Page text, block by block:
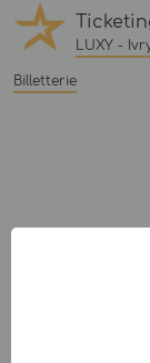
LUXY -
Billetterie